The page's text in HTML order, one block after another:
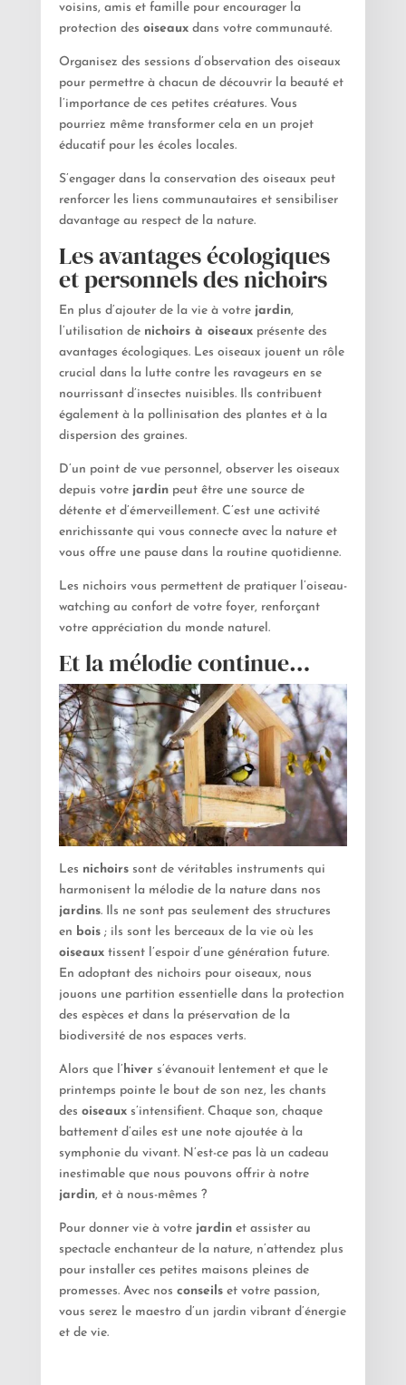
voisins, amis et famille pour encourager la
protection des oiseauxdans votre communauté.
Organisez des sessions d’observation des oiseaux
pour permettre à chacun de découvrir la beauté et
l’importance de ces petites créatures. Vous
pourriez même transformer cela en un projet
éducatif pour les écoles locales.
S’engager dans la conservation des oiseaux peut
renforcer les liens communautaires et sensibiliser
davantage au respect de la nature.
Les avantages écologiques
et personnels des nichoirs
En plus d’ajouter de la vie à votre jardin,
l’utilisation de nichoirs à oiseauxprésente des
avantages écologiques. Les oiseaux jouent un rôle
crucial dans la lutte contre les ravageurs en se
nourrissant d’insectes nuisibles. Ils contribuent
également à la pollinisation des plantes et à la
dispersion des graines.
D’un point de vue personnel, observer les oiseaux
depuis votre jardinpeut être une source de
détente et d’émerveillement. C’est une activité
enrichissante qui vous connecte avec la nature et
vous offre une pause dans la routine quotidienne.
Les nichoirs vous permettent de pratiquer l’oiseau-
watching au confort de votre foyer, renforçant
votre appréciation du monde naturel.
Et la mélodie continue…
Les nichoirssont de véritables instruments qui
harmonisent la mélodie de la nature dans nos
jardins. Ils ne sont pas seulement des structures
en bois; ils sont les berceaux de la vie où les
oiseauxtissent l’espoir d’une génération future.
En adoptant des nichoirs pour oiseaux, nous
jouons une partition essentielle dans la protection
des espèces et dans la préservation de la
biodiversité de nos espaces verts.
Alors que l’hivers’évanouit lentement et que le
printemps pointe le bout de son nez, les chants
des oiseauxs’intensifient. Chaque son, chaque
battement d’ailes est une note ajoutée à la
symphonie du vivant. N’est-ce pas là un cadeau
inestimable que nous pouvons offrir à notre
jardin, et à nous-mêmes ?
Pour donner vie à votre jardinet assister au
spectacle enchanteur de la nature, n’attendez plus
pour installer ces petites maisons pleines de
promesses. Avec nos conseilset votre passion,
vous serez le maestro d’un jardin vibrant d’énergie
et de vie.